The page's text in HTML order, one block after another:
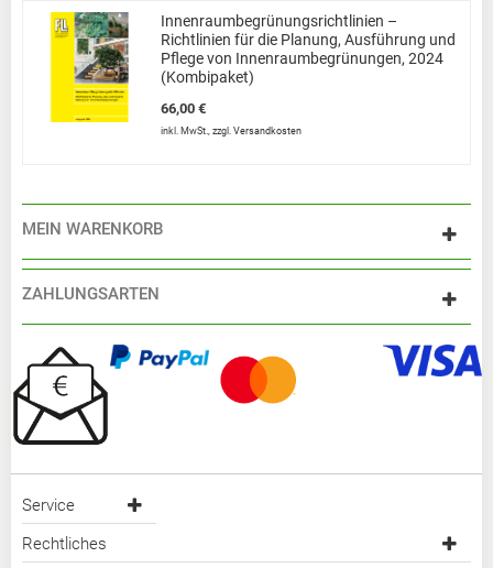
Innenraumbegrünungsrichtlinien –
Richtlinien für die Planung, Ausführung und
Pflege von Innenraumbegrünungen, 2024
(Kombipaket)
66,00 €
inkl. MwSt., zzgl. Versandkosten
MEIN WARENKORB
ZAHLUNGSARTEN
Service
Rechtliches